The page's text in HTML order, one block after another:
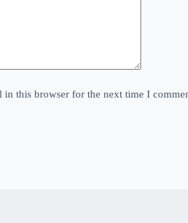
in this browser for the next time I